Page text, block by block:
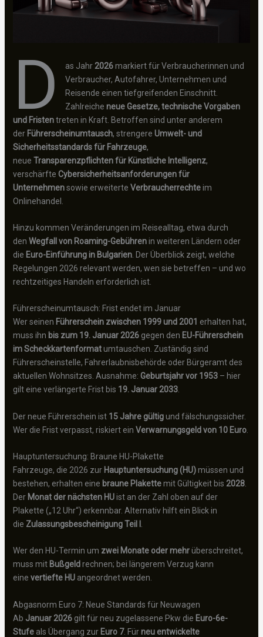
D as Jahr 2026markiert für Verbraucherinnen und
Verbraucher, Autofahrer, Unternehmen und
Reisende einen tiefgreifenden Einschnitt.
Zahlreicheneue Gesetze, technische Vorgaben
und Fristentreten in Kraft. Betroffen sind unter anderem
der Führerscheinumtausch, strengere Umwelt- und
Sicherheitsstandards für Fahrzeuge,
neue Transparenzpflichten für Künstliche Intelligenz,
verschärfte Cybersicherheitsanforderungen für
Unternehmensowie erweiterte Verbraucherrechteim
Onlinehandel.
Hinzu kommen Veränderungen im Reisealltag, etwa durch
den Wegfall von Roaming-Gebührenin weiteren Ländern oder
die Euro-Einführung in Bulgarien. Der Überblick zeigt, welche
Regelungen 2026 relevant werden, wen sie betreffen – und wo
rechtzeitiges Handeln erforderlich ist.
Führerscheinumtausch: Frist endet im Januar
Wer seinen Führerschein zwischen 1999 und 2001 erhalten hat,
muss ihn bis zum 19. Januar 2026gegen den EU-Führerschein
im Scheckkartenformatumtauschen. Zuständig sind
Führerscheinstelle, Fahrerlaubnisbehörde oder Bürgeramt des
aktuellen Wohnsitzes. Ausnahme: Geburtsjahr vor 1953– hier
gilt eine verlängerte Frist bis 19. Januar 2033.
Der neue Führerschein ist 15 Jahre gültigund fälschungssicher.
Wer die Frist verpasst, riskiert ein Verwarnungsgeld von 10 Euro.
Hauptuntersuchung: Braune HU-Plakette
Fahrzeuge, die 2026 zur Hauptuntersuchung (HU)müssen und
bestehen, erhalten eine braune Plakettemit Gültigkeit bis 2028.
Der Monat der nächsten HUist an der Zahl oben auf der
Plakette („12 Uhr“) erkennbar. Alternativ hilft ein Blick in
die Zulassungsbescheinigung Teil I
Wer den HU-Termin um zwei Monate oder mehrüberschreitet,
muss mit Bußgeldrechnen; bei längerem Verzug kann
eine vertiefte HUangeordnet werden.
Abgasnorm Euro 7: Neue Standards für Neuwagen
Ab Januar 2026gilt für neu zugelassene Pkw die Euro-6e-
Stufeals Übergang zur Euro 7. Fürneu entwickelte